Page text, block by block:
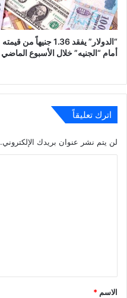
“الدولار” يفقد 1.36 جنيهاً من قيمته
أمام “الجنيه” خلال الأسبوع الماضي
اترك تعليقاً
لن يتم نشر عنوان بريدك الإلكتروني.
*
الاسم *